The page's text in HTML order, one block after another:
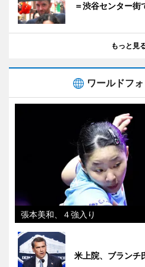
＝渋谷センター街
もっと見
ワールドフ
張本美和、４強入り
米上院、ブランチ